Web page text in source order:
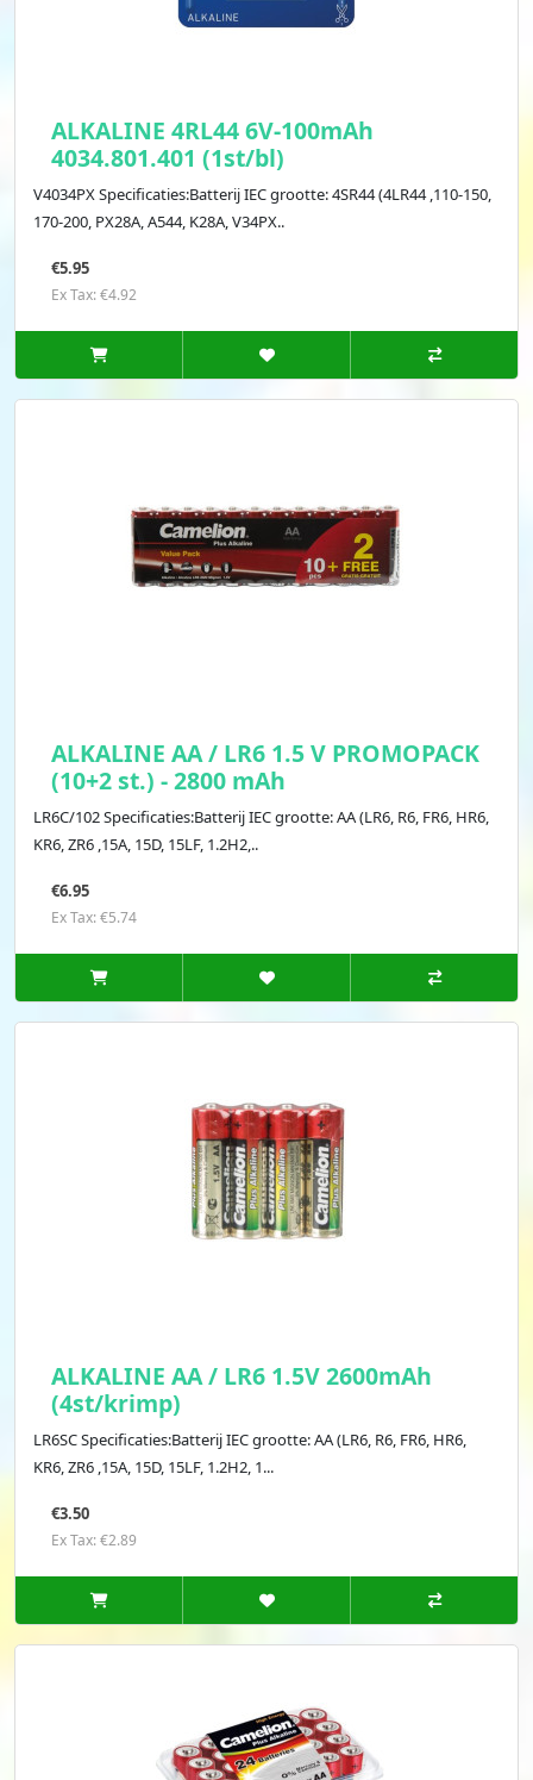
ALKALINE 4RL44 6V-100mAh
4034.801.401 (1st/bl)
V4034PX Specificaties:Batterij IEC grootte: 4SR44 (4LR44 ,110-150,
170-200, PX28A, A544, K28A, V34PX..
€5.95
Ex Tax: €4.92
ALKALINE AA / LR6 1.5 V PROMOPACK
(10+2 st.) - 2800 mAh
LR6C/102 Specificaties:Batterij IEC grootte: AA (LR6, R6, FR6, HR6,
KR6, ZR6 ,15A, 15D, 15LF, 1.2H2,..
€6.95
Ex Tax: €5.74
ALKALINE AA / LR6 1.5V 2600mAh
(4st/krimp)
LR6SC Specificaties:Batterij IEC grootte: AA (LR6, R6, FR6, HR6,
KR6, ZR6 ,15A, 15D, 15LF, 1.2H2, 1...
€3.50
Ex Tax: €2.89